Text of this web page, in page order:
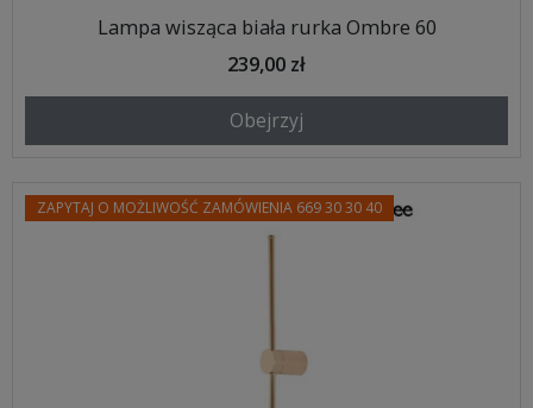
Lampa wisząca biała rurka Ombre 60
239,00 zł
Obejrzyj
ZAPYTAJ O MOŻLIWOŚĆ ZAMÓWIENIA 669 30 30 40